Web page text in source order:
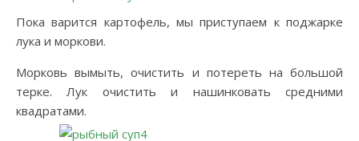
Пока варится картофель, мы приступаем к поджарке
лука и моркови.
Морковь вымыть, очистить и потереть на большой
терке. Лук очистить и нашинковать средними
квадратами.